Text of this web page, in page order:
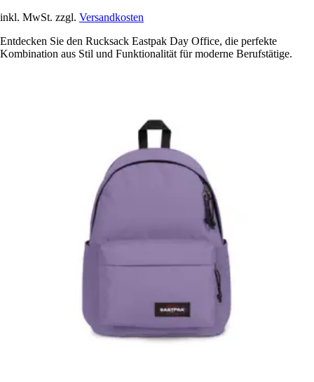
inkl. MwSt. zzgl. Versandkosten
Entdecken Sie den Rucksack Eastpak Day Office, die perfekte
Kombination aus Stil und Funktionalität für moderne Berufstätige.